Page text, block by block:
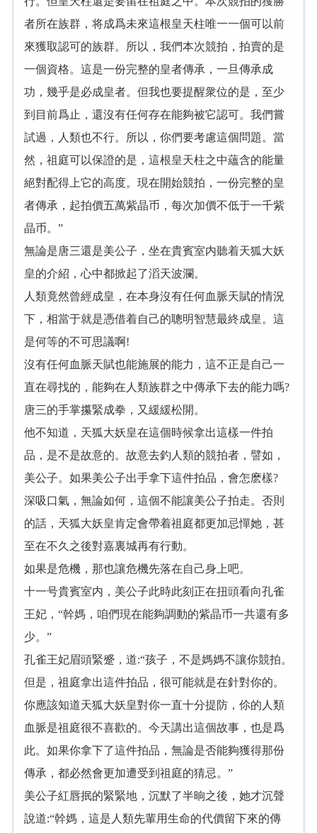
者所在族群，将成爲未來這根皇天柱唯一一個可以前
來獲取認可的族群。所以，我們本次競拍，拍賣的是
一個資格。這是一份完整的皇者傳承，一旦傳承成
功，幾乎是必成皇者。但我也要提醒衆位的是，至少
到目前爲止，還沒有任何存在能夠被它認可。我們嘗
試過，人類也不行。所以，你們要考慮這個問題。當
然，祖庭可以保證的是，這根皇天柱之中蘊含的能量
絕對配得上它的高度。現在開始競拍，一份完整的皇
者傳承，起拍價五萬紫晶币，每次加價不低于一千紫
晶币。”
無論是唐三還是美公子，坐在貴賓室内聽着天狐大妖
皇的介紹，心中都掀起了滔天波瀾。
人類竟然曾經成皇，在本身沒有任何血脈天賦的情況
下，相當于就是憑借着自己的聰明智慧最終成皇。這
是何等的不可思議啊!
沒有任何血脈天賦也能施展的能力，這不正是自己一
直在尋找的，能夠在人類族群之中傳承下去的能力嗎?
唐三的手掌攥緊成拳，又緩緩松開。
他不知道，天狐大妖皇在這個時候拿出這樣一件拍
品，是不是故意的。故意去釣人類的競拍者，譬如，
美公子。如果美公子出手拿下這件拍品，會怎麽樣?
深吸口氣，無論如何，這個不能讓美公子拍走。否則
的話，天狐大妖皇肯定會帶着祖庭都更加忌憚她，甚
至在不久之後對嘉裏城再有行動。
如果是危機，那也讓危機先落在自己身上吧。
十一号貴賓室内，美公子此時此刻正在扭頭看向孔雀
王妃，“幹媽，咱們現在能夠調動的紫晶币一共還有多
少。”
孔雀王妃眉頭緊蹙，道:“孩子，不是媽媽不讓你競拍。
但是，祖庭拿出這件拍品，很可能就是在針對你的。
你應該知道天狐大妖皇對你一直十分提防，伱的人類
血脈是祖庭很不喜歡的。今天講出這個故事，也是爲
此。如果你拿下了這件拍品，無論是否能夠獲得那份
傳承，都必然會更加遭受到祖庭的猜忌。”
美公子紅唇抿的緊緊地，沉默了半晌之後，她才沉聲
說道:“幹媽，這是人類先輩用生命的代價留下來的傳